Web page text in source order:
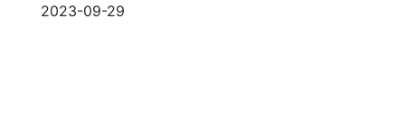
2023-09-29